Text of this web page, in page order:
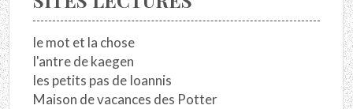
le mot et la chose
l'antre de kaegen
les petits pas de Ioannis
Maison de vacances des Potter